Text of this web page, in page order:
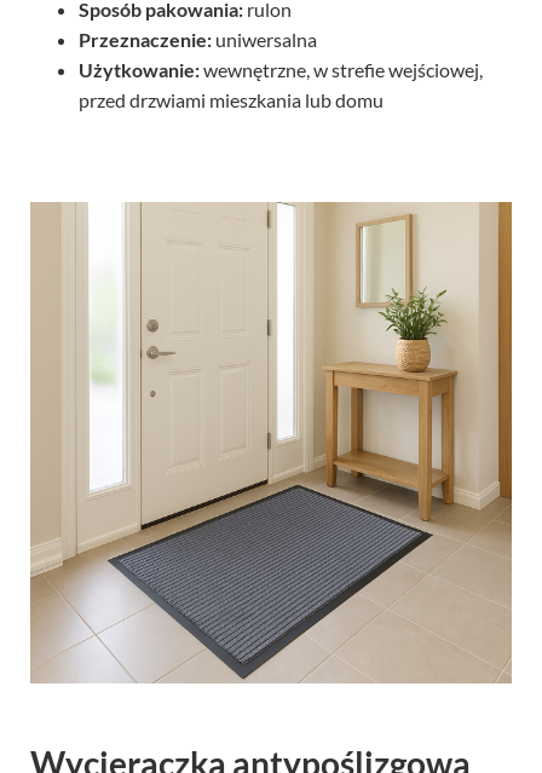
Przeznaczenie:uniwersalna
Użytkowanie:wewnętrzne, w strefie wejściowej,
przed drzwiami mieszkania lub domu